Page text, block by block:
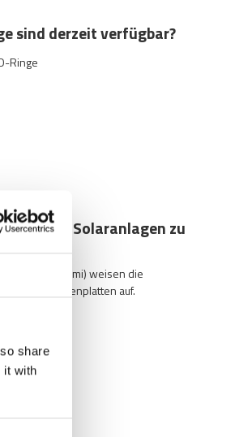
share
it with
sind derzeit verfügbar?
Ringe
sind für Solaranlagen zu
weisen die
für Solarzellenplatten auf.